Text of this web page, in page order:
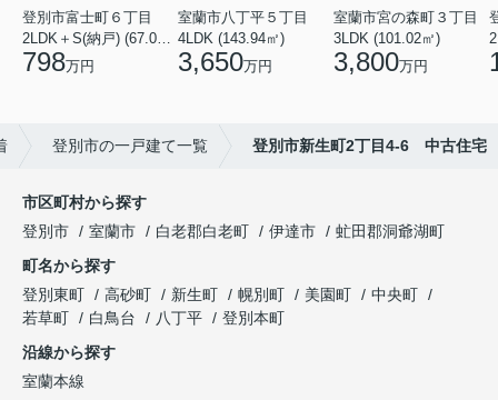
登別市富士町６丁目
2LDK＋S(納戸) (67.07㎡)
798万円
室蘭市八丁平５丁目
4LDK (143.94㎡)
3,650万円
室蘭市宮の森町３丁目
3LDK (101.02㎡)
3,800万円
登別市の一戸建て一覧 登別市新生町2丁目4-6 中古住宅
市区町村から探す
登別市
室蘭市 白老郡白老町 伊達市
虻田郡洞爺湖町
町名から探す
登別東町
高砂町 新生町 幌別町 美園町
中央町
若草町
白鳥台 八丁平
登別本町
沿線から探す
室蘭本線